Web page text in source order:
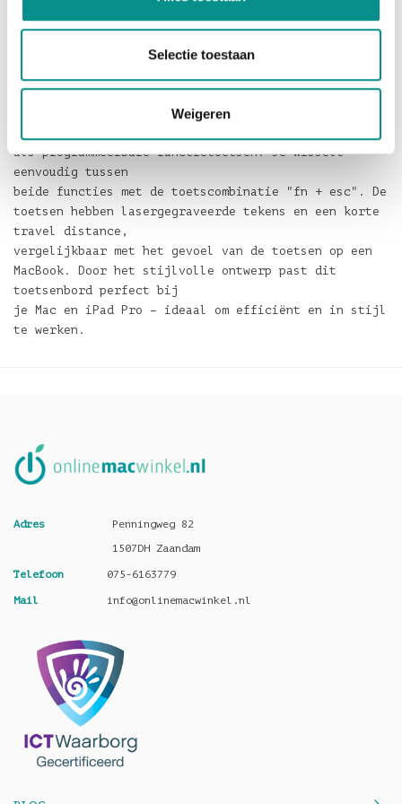
Selectie toestaan
Weigeren
apparaten met een laag stroomverbruik, zoals
gebruikt worden zoals aangegeven door hun symbolen
als programmeerbare functietoetsen. Je wisselt
eenvoudig tussen
beide functies met de toetscombinatie "fn + esc". De
toetsen hebben lasergegraveerde tekens en een korte
travel distance,
vergelijkbaar met het gevoel van de toetsen op een
MacBook. Door het stijlvolle ontwerp past dit
toetsenbord perfect bij
je Mac en iPad Pro – ideaal om efficiënt en in stijl
te werken.
Adres
Penningweg 82
1507DH Zaandam
Telefoon 075-6163779
Mail info@onlinemacwinkel.nl